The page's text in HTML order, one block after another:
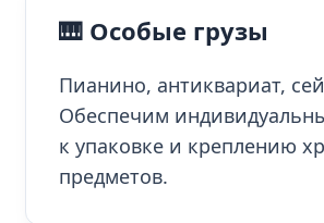
🎹 Особые грузы
Пианино, антиквариат,
Обеспечим
к упаковке и креплению
предметов.